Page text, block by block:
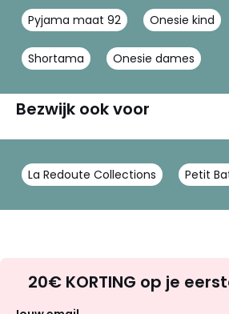
Pyjama maat 92 Onesie kind
Shortama Onesie dames
Bezwijk ook voor
La Redoute Collections Petit
zoek
20€ KORTING op je